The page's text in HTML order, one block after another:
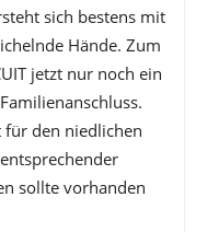
sich bestens mit
Hände. Zum
jetzt nur noch ein
für den niedlichen
sollte vorhanden